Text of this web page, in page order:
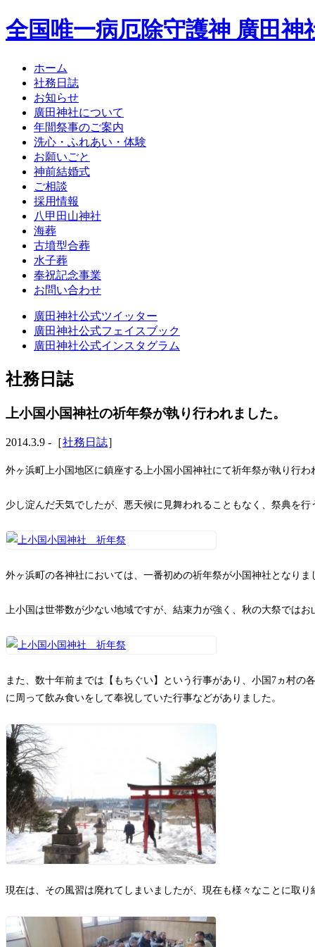
全国唯一病厄除守護神 廣田神
ホーム
社務日誌
お知らせ
廣田神社について
年間祭事のご案内
洗心・ふれあい・体験
お願いごと
神前結婚式
ご相談
採用情報
八甲田山神社
海葬
古墳型合葬
水子葬
奉祝記念事業
お問い合わせ
廣田神社公式ツイッター
廣田神社公式フェイスブック
廣田神社公式インスタグラム
社務日誌
上小国小国神社の祈年祭が執り行われました。
2014.3.9 -［社務日誌］
外ヶ浜町上小国地区に鎮座する上小国小国神社にて祈年祭が執り行わ
少し淀んだ天気でしたが、悪天候に見舞われることもなく、祭典を行
外ヶ浜町の各神社においては、一番初めの祈年祭が小国神社となりま
上小国は世帯数が少ない地域ですが、結束力が強く、秋の大祭では
また、数十年前までは【もちぐい】という行事があり、小国7ヵ村
に周って飲み食いをして奉祝していた行事などがありました。
現在は、その風習は廃れてしまいましたが、現在も様々なことに取り